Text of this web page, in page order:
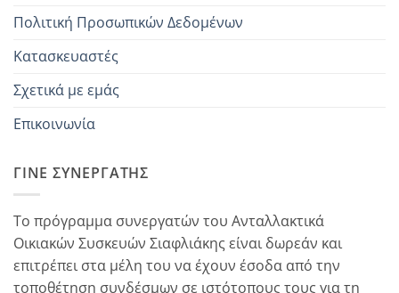
Πολιτική Προσωπικών Δεδομένων
Κατασκευαστές
Σχετικά με εμάς
Επικοινωνία
ΓΊΝΕ ΣΥΝΕΡΓΆΤΗΣ
Το πρόγραμμα συνεργατών του Ανταλλακτικά
Οικιακών Συσκευών Σιαφλιάκης είναι δωρεάν και
επιτρέπει στα μέλη του να έχουν έσοδα από την
τοποθέτηση συνδέσμων σε ιστότοπους τους για τη